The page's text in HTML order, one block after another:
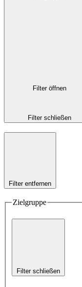
Filter öffnen
Filter schließen
Filter entfernen
Zielgruppe
Filter schließen